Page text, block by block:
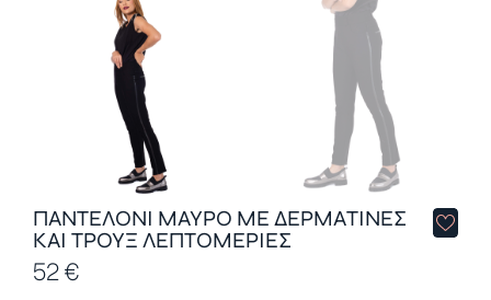
ΠΑΝΤΕΛΟΝΙ ΜΑΥΡΟ ΜΕ ΔΕΡΜΑΤΙΝΕΣ
ΚΑΙ ΤΡΟΥΞ ΛΕΠΤΟΜΕΡΙΕΣ
52€